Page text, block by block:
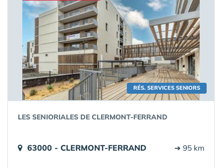
RÉS. SERVICES SENIORS
LES SENIORIALES DE CLERMONT-FERRAND
63000 - CLERMONT-FERRAND ➔ 95 km